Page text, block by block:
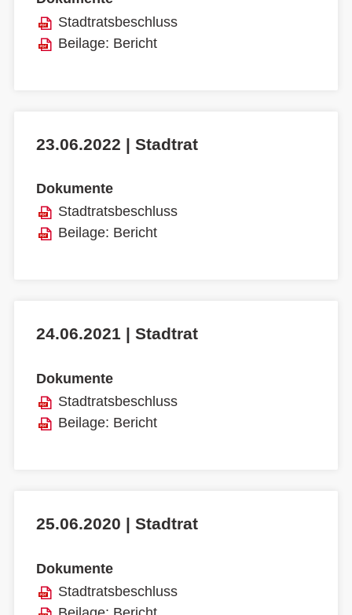
Stadtratsbeschluss
Beilage: Bericht
23.06.2022 | Stadtrat
Dokumente
Stadtratsbeschluss
Beilage: Bericht
24.06.2021 | Stadtrat
Dokumente
Stadtratsbeschluss
Beilage: Bericht
25.06.2020 | Stadtrat
Dokumente
Stadtratsbeschluss